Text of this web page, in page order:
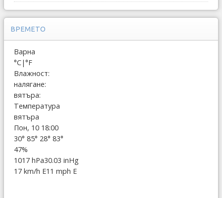
ВРЕМЕТО
Варна
°C|°F
Влажност:
налягане:
вятъра:
Температура
вятъра
Пон, 10 18:00
30° 85° 28° 83°
47%
1017 hPa30.03 inHg
17 km/h E11 mph E